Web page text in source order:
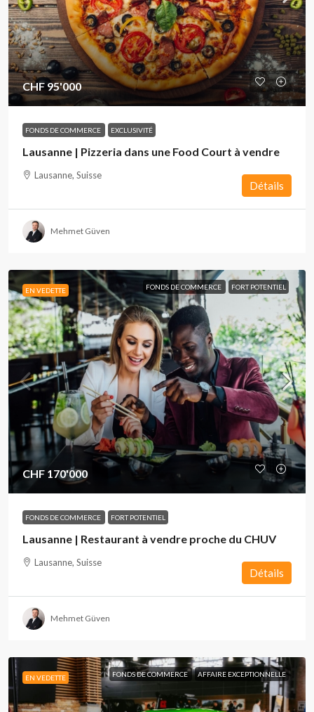
CHF 95'000
FONDS DE COMMERCE EXCLUSIVITÉ
Lausanne | Pizzeria dans une Food Court à vendre
Lausanne, Suisse
Détails
Mehmet Güven
EN VEDETTE FONDS DE COMMERCE FORT POTENTIEL
CHF 170'000
FONDS DE COMMERCE FORT POTENTIEL
Lausanne | Restaurant à vendre proche du CHUV
Lausanne, Suisse
Détails
Mehmet Güven
EN VEDETTE FONDS DE COMMERCE AFFAIRE EXCEPTIONNELLE